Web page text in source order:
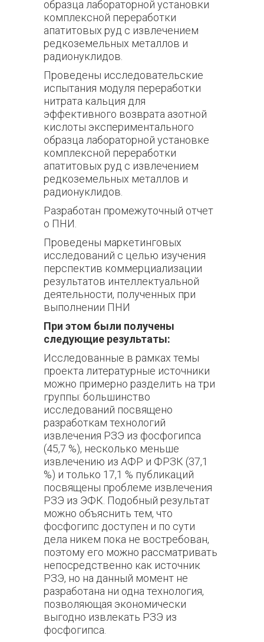
образца лабораторной установки
комплексной переработки
апатитовых руд с извлечением
редкоземельных металлов и
радионуклидов.
Проведены исследовательские
испытания модуля переработки
нитрата кальция для
эффективного возврата азотной
кислоты экспериментального
образца лабораторной установке
комплексной переработки
апатитовых руд с извлечением
редкоземельных металлов и
радионуклидов.
Разработан промежуточный отчет
о ПНИ.
Проведены маркетинговых
исследований с целью изучения
перспектив коммерциализации
результатов интеллектуальной
деятельности, полученных при
выполнении ПНИ
При этом были получены
следующие результаты:
Исследованные в рамках темы
проекта литературные источники
можно примерно разделить на три
группы: большинство
исследований посвящено
разработкам технологий
извлечения РЗЭ из фосфогипса
(45,7 %), несколько меньше
извлечению из АФР и ФРЗК (37,1
%) и только 17,1 % публикаций
посвящены проблеме извлечения
РЗЭ из ЭФК. Подобный результат
можно объяснить тем, что
фосфогипс доступен и по сути
дела никем пока не востребован,
поэтому его можно рассматривать
непосредственно как источник
РЗЭ, но на данный момент не
разработана ни одна технология,
позволяющая экономически
выгодно извлекать РЗЭ из
фосфогипса.